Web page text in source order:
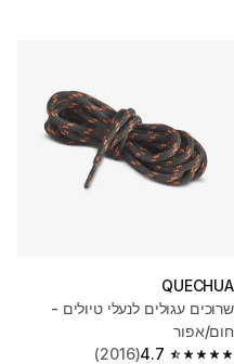
QUECHUA
שרוכים עגולים לנעלי טיולים -
חום/אפור
4.7
(2016)